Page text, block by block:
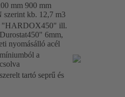
mm 900 mm
szerint kb. 12,7 m3
"HARDOX450" ill.
6mm,
nyomásálló acél
a
tartó seprű és